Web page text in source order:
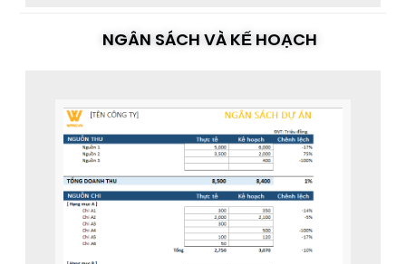
NGÂN SÁCH VÀ KẾ HOẠCH